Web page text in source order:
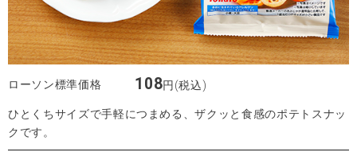
ローソン標準価格 108円(税込)
ひとくちサイズで手軽につまめる、ザクッと食感のポテトスナッ
クです。